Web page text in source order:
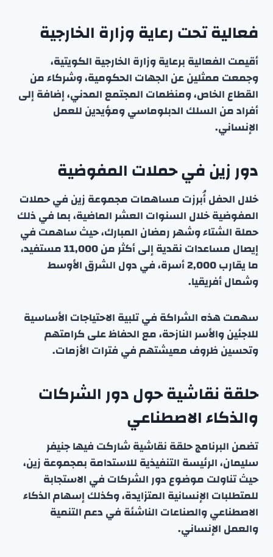
فعالية تحت رعاية وزارة الخارجية
أقيمت الفعالية برعاية وزارة الخارجية الكويتية،
وجمعت ممثلين عن الجهات الحكومية، وشركاء من
القطاع الخاص، ومنظمات المجتمع المدني، إضافة إلى
أفراد من السلك الدبلوماسي ومؤيدين للعمل
الإنساني.
دور زين في حملات المفوضية
خلال الحفل أُبرزت مساهمات مجموعة زين في حملات
المفوضية خلال السنوات العشر الماضية، بما في ذلك
حملة الشتاء وشهر رمضان المبارك، حيث ساهمت في
إيصال مساعدات نقدية إلى أكثر من 11,000 مستفيد،
ما يقارب 2,000 أسرة، في دول الشرق الأوسط
وشمال أفريقيا.
سهمت هذه الشراكة في تلبية الاحتياجات الأساسية
للاجئين والأسر النازحة، مع الحفاظ على كرامتهم
وتحسين ظروف معيشتهم في فترات الأزمات.
حلقة نقاشية حول دور الشركات
والذكاء الاصطناعي
تضمن البرنامج حلقة نقاشية شاركت فيها جنيفر
سليمان، الرئيسة التنفيذية للاستدامة بمجموعة زين،
حيث تناولت موضوع دور الشركات في الاستجابة
للمتطلبات الإنسانية المتزايدة، وكذلك إسهام الذكاء
الاصطناعي والصناعات الناشئة في دعم التنمية
والعمل الإنساني.